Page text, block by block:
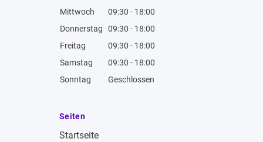
Mittwoch
09:30 - 18:00
Donnerstag
09:30 - 18:00
Freitag
09:30 - 18:00
Samstag
09:30 - 18:00
Sonntag
Geschlossen
Seiten
Startseite